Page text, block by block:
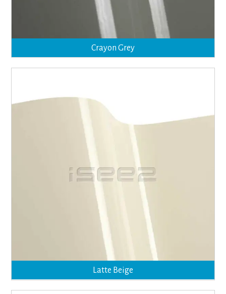
Crayon Grey
Latte Beige